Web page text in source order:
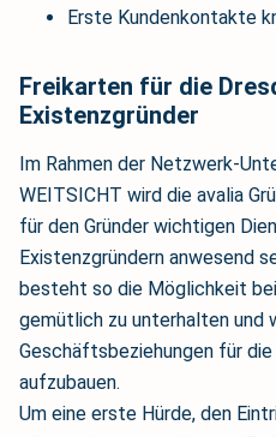
Erste Kundenkontakte
Freikarten für die
Existenzgründer
Im Rahmen der Netzwerk-
WEITSICHT wird die avalia
für den Gründer wichtigen
Existenzgründern anwesend
besteht so die Möglichkeit
gemütlich zu unterhalten und
Geschäftsbeziehungen für
aufzubauen.
Um eine erste Hürde, den